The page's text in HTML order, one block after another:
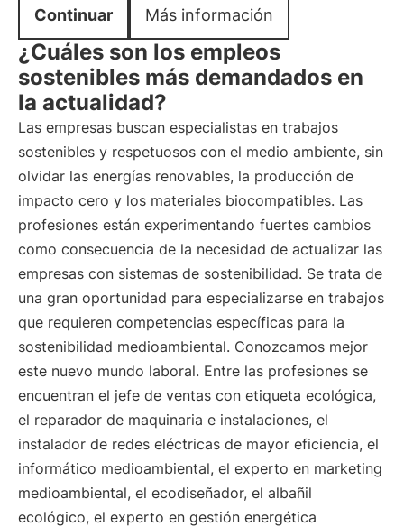
Continuar Más información
¿Cuáles son los empleos
sostenibles más demandados en
la actualidad?
Las empresas buscan especialistas en trabajos
sostenibles y respetuosos con el medio ambiente, sin
olvidar las energías renovables, la producción de
impacto cero y los materiales biocompatibles. Las
profesiones están experimentando fuertes cambios
como consecuencia de la necesidad de actualizar las
empresas con sistemas de sostenibilidad. Se trata de
una gran oportunidad para especializarse en trabajos
que requieren competencias específicas para la
sostenibilidad medioambiental. Conozcamos mejor
este nuevo mundo laboral. Entre las profesiones se
encuentran el jefe de ventas con etiqueta ecológica,
el reparador de maquinaria e instalaciones, el
instalador de redes eléctricas de mayor eficiencia, el
informático medioambiental, el experto en marketing
medioambiental, el ecodiseñador, el albañil
ecológico, el experto en gestión energética